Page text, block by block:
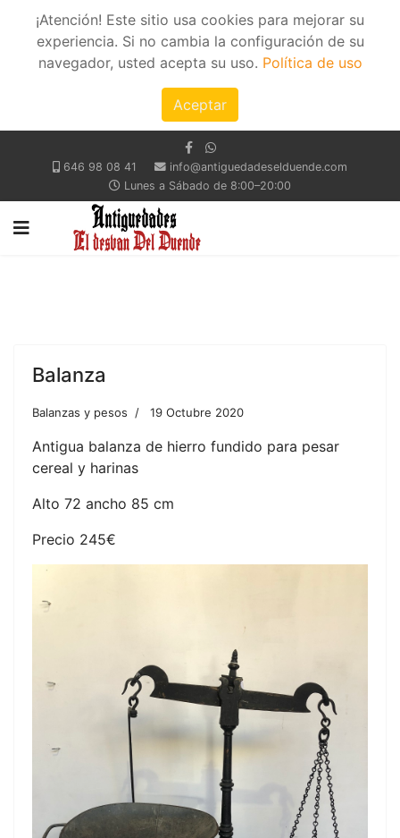
¡Atención! Este sitio usa cookies para mejorar su
experiencia. Si no cambia la configuración de su
navegador, usted acepta su uso. Política de uso
Aceptar
646 98 08 41
info@antiguedadeselduende.com
Lunes a Sábado de 8:00–20:00
Balanza
Balanzas y pesos 19 Octubre 2020
Antigua balanza de hierro fundido para pesar
cereal y harinas
Alto 72 ancho 85 cm
Precio 245€